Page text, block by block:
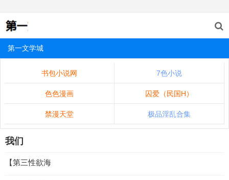
第一文学城
书包小说网 7色小说
色色漫画 囚爱（民国H）
禁漫天堂 极品淫乱合集
我们
【第三性欲海